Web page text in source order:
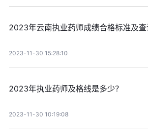
2023年云南执业药师成绩合格标准及查
2023-11-30 15:28:10
2023年执业药师及格线是多少？
2023-11-30 10:19:08